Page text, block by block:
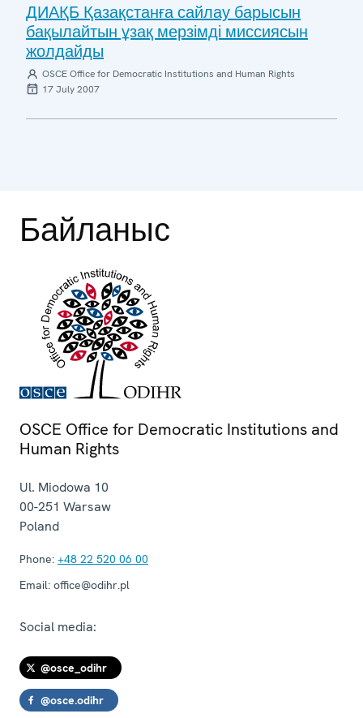
ДИАҚБ Қазақстанға сайлау барысын
бақылайтын ұзақ мерзімді миссиясын
жолдайды
OSCE Office for Democratic Institutions and Human Rights
17 July 2007
Байланыс
OSCE Office for Democratic Institutions and
Human Rights
Ul. Miodowa 10
00-251 Warsaw
Poland
Phone: +48 22 520 06 00
Email: office@odihr.pl
Social media:
@osce_odihr
@osce.odihr